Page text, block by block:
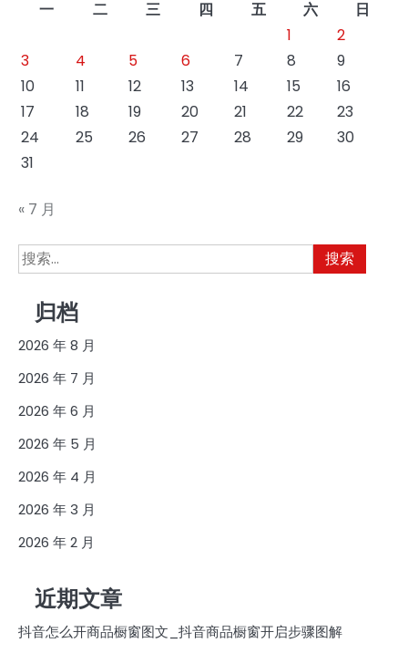
一 二 三 四 五 六
日
1
2
3
4 5 6 7 8
9
10
11 12 13 14 15
16
17
18 19 20 21 22
23
24
25 26 27 28 29
30
31
« 7 月
搜
索：
归档
2026 年 8 月
2026 年 7 月
2026 年 6 月
2026 年 5 月
2026 年 4 月
2026 年 3 月
2026 年 2 月
近期文章
抖音怎么开商品橱窗图文_抖音商品橱窗开启步骤图解